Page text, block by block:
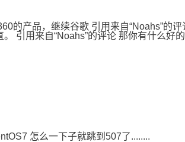
的产品，继续谷歌 引用来自“Noahs”的
引用来自“Noahs”的评论 那你有什么好
怎么一下子就跳到507了........